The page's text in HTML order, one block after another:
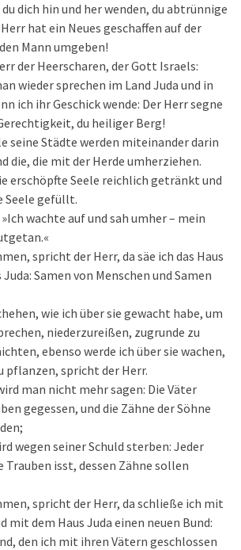
dich hin und her wenden, du abtrünnige
hat ein Neues geschaffen auf der
Mann umgeben!
der Heerscharen, der Gott Israels:
wieder sprechen im Land Juda und in
ich ihr Geschick wende: Der Herr segne
du heiliger Berg!
seine Städte werden miteinander darin
die, die mit der Herde umherziehen.
erschöpfte Seele reichlich getränkt und
Seele gefüllt.
wachte auf und sah umher – mein
spricht der Herr, da säe ich das Haus
Samen von Menschen und Samen
wie ich über sie gewacht habe, um
niederzureißen, zugrunde zu
ebenso werde ich über sie wachen,
pflanzen, spricht der Herr.
man nicht mehr sagen: Die Väter
gegessen, und die Zähne der Söhne
wegen seiner Schuld sterben: Jeder
Trauben isst, dessen Zähne sollen
spricht der Herr, da schließe ich mit
mit dem Haus Juda einen neuen Bund:
den ich mit ihren Vätern geschlossen